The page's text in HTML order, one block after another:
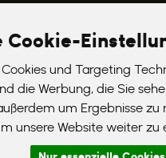
Cookie-
und Targeting
die Werbung, die Sie
um Ergebnisse
unsere Website weiter zu
Reis